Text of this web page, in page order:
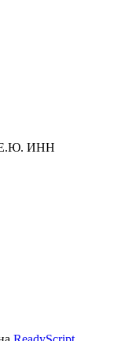
Е.Ю. ИНН